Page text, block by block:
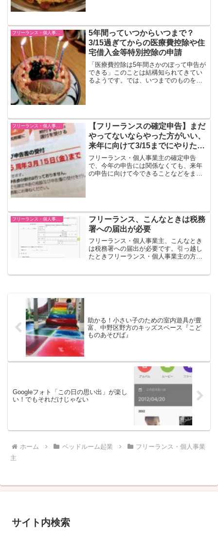
フリーランス・個人事業主
5年間っていつからいつまで？
3/15過ぎてからの医療費控除や住
宅借入金等特別控除の申請
「医療費控除は5年間さかのぼって申告が
できる」このことは結構知られてきてい
るようです。では、いつまでのものをい
フリーランス・個人事業主
【フリーランスの確定申告】まだ
やってないならやった方がいい、
来年に向けて3/15までにやりたい
こと
フリーランス・個人事業主の確定申告
で、今年の申告には関係なくても、来年
の申告に向けて今できることなどをまと
フリーランス、こんなときは税務
署への届出が必要
フリーランス・個人事業主、こんなとき
は税務署への届出が必要です。引っ越し
たときフリーランス・個人事業主の方
助かる！小さい子のための室内遊具が豊
富、中野区野方のキッズスペース『こど
ものあそびば』
Googleフォト「この日の思い出」が楽し
い！でもそれだけじゃない
ホーム ベッドルーム起業
フリーランス・個人事業
主
サイト内検索